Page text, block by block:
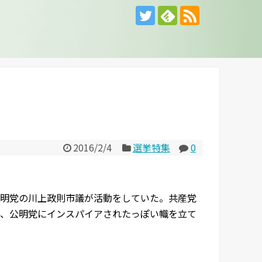
2016/2/4 選挙特集
0
党の川上政則市議が活動をしていた。共産党
公明党にインスパイアされたっぽい幟を立て